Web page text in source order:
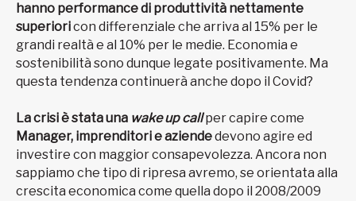
hanno performance di produttività nettamente
superioricon differenziale che arriva al 15% per le
grandi realtà e al 10% per le medie. Economia e
sostenibilità sono dunque legate positivamente. Ma
questa tendenza continuerà anche dopo il Covid?
La crisi è stata una wake up call per capire come
Manager, imprenditori e aziendedevono agire ed
investire con maggior consapevolezza. Ancora non
sappiamo che tipo di ripresa avremo, se orientata alla
crescita economica come quella dopo il 2008/2009